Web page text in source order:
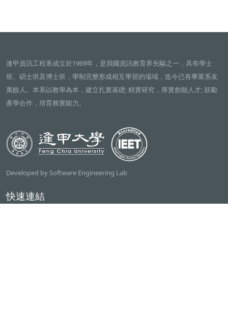
逢甲資訊工程系成立於1969年，是我國資訊教育界先驅之一，具有學士
班、碩士班及博士班，學制完整形成相互學習的場域，迄今已有畢業系友
萬餘人。本系以教學為本，建立扎實基礎; 精實研究，厚實創能人才; 鼓勵
產學合作，培育務實能力。
Developed by Software Engineering Lab
快速連結